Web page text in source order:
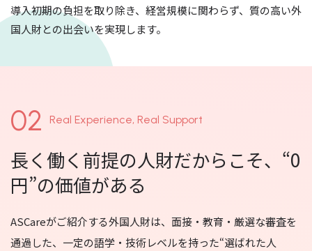
導入初期の負担を取り除き、経営規模に関わらず、質の高い外
国人財との出会いを実現します。
02 Real Experience, Real Support
長く働く前提の人財だからこそ、“0
円”の価値がある
ASCareがご紹介する外国人財は、面接・教育・厳選な審査を
通過した、一定の語学・技術レベルを持った“選ばれた人